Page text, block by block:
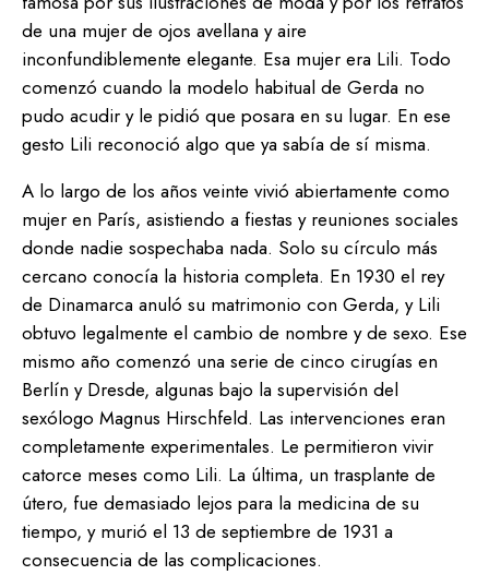
de una mujer de ojos avellana y aire
inconfundiblemente elegante. Esa mujer era Lili. Todo
comenzó cuando la modelo habitual de Gerda no
pudo acudir y le pidió que posara en su lugar. En ese
gesto Lili reconoció algo que ya sabía de sí misma.
A lo largo de los años veinte vivió abiertamente como
mujer en París, asistiendo a fiestas y reuniones sociales
donde nadie sospechaba nada. Solo su círculo más
cercano conocía la historia completa. En 1930 el rey
de Dinamarca anuló su matrimonio con Gerda, y Lili
obtuvo legalmente el cambio de nombre y de sexo. Ese
mismo año comenzó una serie de cinco cirugías en
Berlín y Dresde, algunas bajo la supervisión del
sexólogo Magnus Hirschfeld. Las intervenciones eran
completamente experimentales. Le permitieron vivir
catorce meses como Lili. La última, un trasplante de
útero, fue demasiado lejos para la medicina de su
tiempo, y murió el 13 de septiembre de 1931 a
consecuencia de las complicaciones.